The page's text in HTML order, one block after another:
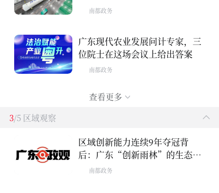
南都政务
广东现代农业发展问计专家，三
位院士在这场会议上给出答案
南都政务
查看更多
3/5 区域观察
区域创新能力连续9年夺冠背
后：广东“创新雨林”的生态密
南都政务